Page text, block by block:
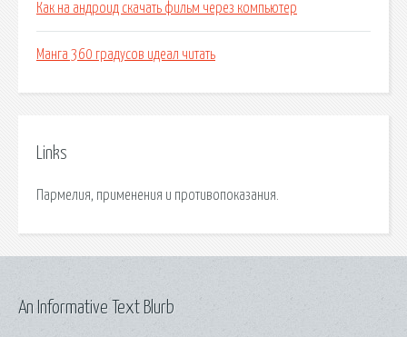
Как на андроид скачать фильм через компьютер
Манга 360 градусов идеал читать
Links
Пармелия, применения и противопоказания.
An Informative Text Blurb